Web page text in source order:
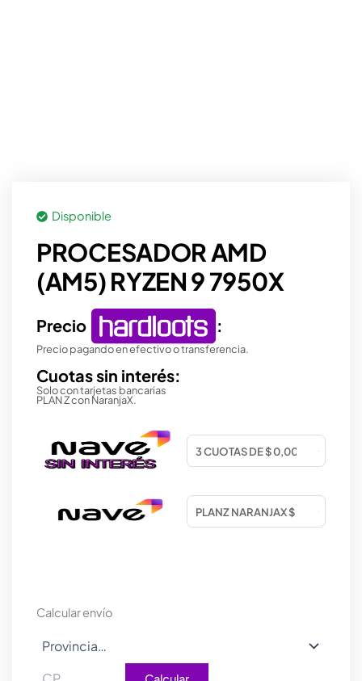
Disponible
PROCESADOR AMD
(AM5) RYZEN 9 7950X
Precio :
Precio pagando en efectivo o transferencia.
Cuotas sin interés:
Solo con tarjetas bancarias
PLAN Z con NaranjaX.
Calcular envío